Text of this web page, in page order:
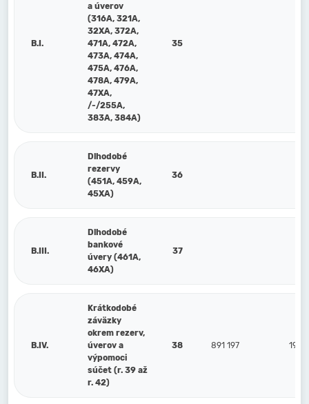
B.I.
a úverov
(316A, 321A,
32XA, 372A,
471A, 472A,
473A, 474A,
475A, 476A,
478A, 479A,
47XA,
/-/255A,
383A, 384A)
35
B.II.
Dlhodobé
rezervy
(451A, 459A,
45XA)
36
B.III.
Dlhodobé
bankové
úvery (461A,
46XA)
37
B.IV.
Krátkodobé
záväzky
okrem rezerv,
úverov a
výpomoci
súčet (r. 39 až
r. 42)
38 891 197 195